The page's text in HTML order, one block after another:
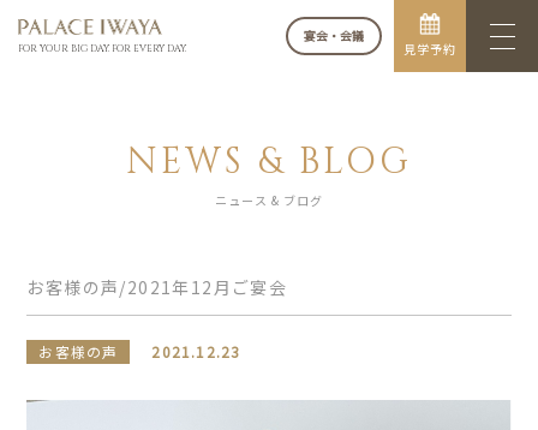
FOR YOUR BIG DAY. FOR EVERY DAY.
宴会・会議
見学予約
NEWS & BLOG
ニュース & ブログ
お客様の声/2021年12月ご宴会
お客様の声 2021.12.23